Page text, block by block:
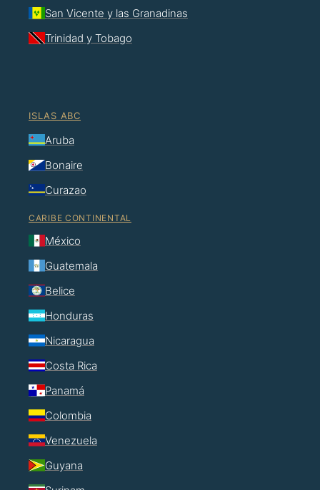
San Vicente y las Granadinas
Trinidad y Tobago
ISLAS ABC
Aruba
Bonaire
Curazao
CARIBE CONTINENTAL
México
Guatemala
Belice
Honduras
Nicaragua
Costa Rica
Panamá
Colombia
Venezuela
Guyana